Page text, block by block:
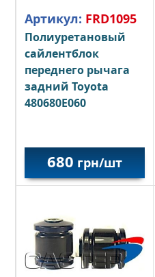
Артикул: FRD1095
Полиуретановый
сайлентблок
переднего рычага
задний Toyota
480680E060
680 грн/шт